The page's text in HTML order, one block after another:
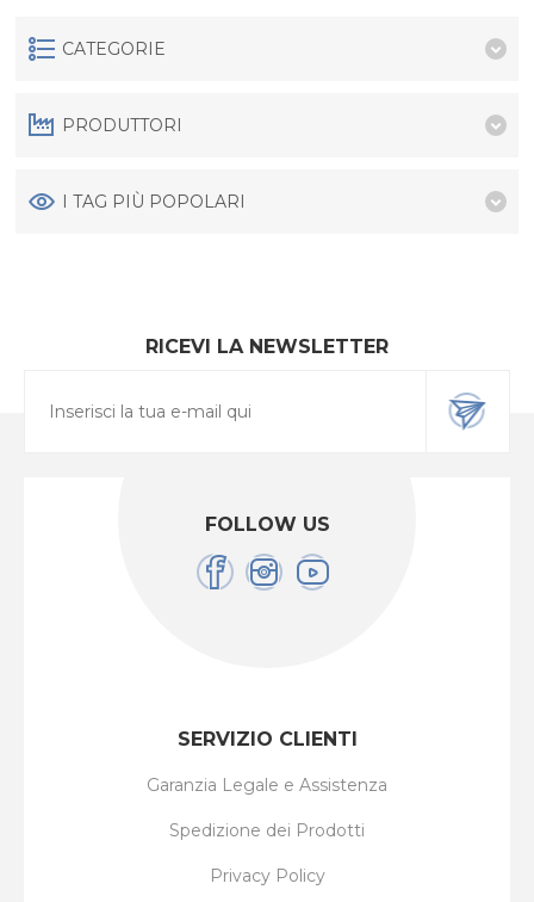
CATEGORIE
PRODUTTORI
I TAG PIÙ POPOLARI
RICEVI LA NEWSLETTER
FOLLOW US
SERVIZIO CLIENTI
Garanzia Legale e Assistenza
Spedizione dei Prodotti
Privacy Policy